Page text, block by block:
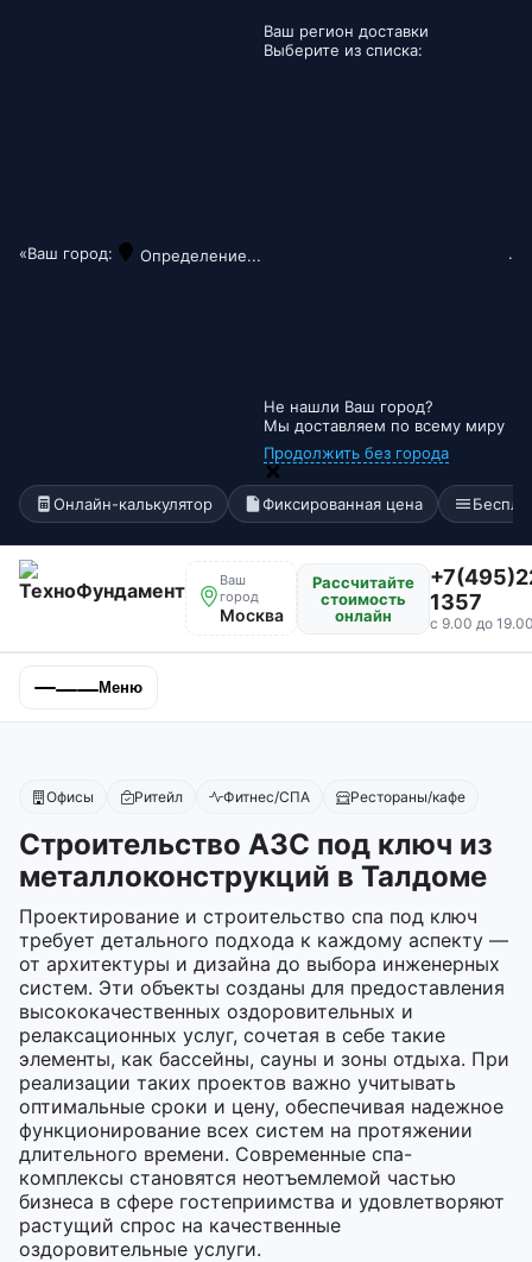
«Ваш город: Определение...
Ваш регион доставки
Выберите из списка:
Не нашли Ваш город?
Мы доставляем по всему миру
Продолжить без города
.
Онлайн-калькулятор Фиксированная цена
Ваш
город
Москва
Рассчитайте
стоимость
онлайн
1357
с 9.00 до
Меню
Офисы Ритейл Фитнес/СПА Рестораны/кафе
Строительство АЗС под ключ из
металлоконструкций в Талдоме
Проектирование и строительство спа под ключ
требует детального подхода к каждому аспекту —
от архитектуры и дизайна до выбора инженерных
систем. Эти объекты созданы для предоставления
высококачественных оздоровительных и
релаксационных услуг, сочетая в себе такие
элементы, как бассейны, сауны и зоны отдыха. При
реализации таких проектов важно учитывать
оптимальные сроки и цену, обеспечивая надежное
функционирование всех систем на протяжении
длительного времени. Современные спа-
комплексы становятся неотъемлемой частью
бизнеса в сфере гостеприимства и удовлетворяют
растущий спрос на качественные
оздоровительные услуги.